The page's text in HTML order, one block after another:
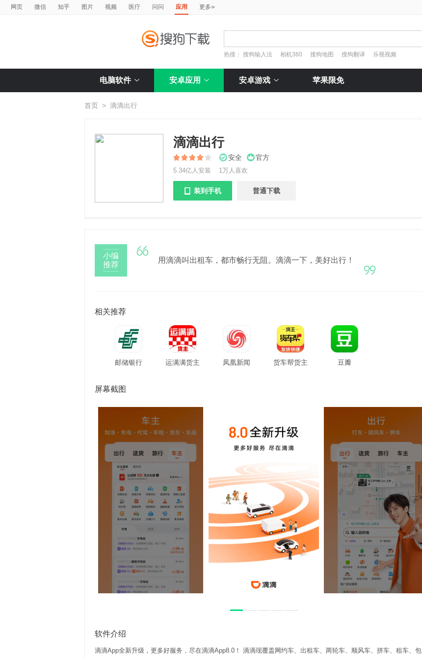
网页 微信 知乎 图片 视频 医疗 问问 应用 更多»
热搜： 搜狗输入法 相机360 搜狗地图 搜狗翻译 乐视视频
电脑软件 安卓应用 安卓游戏 苹果限免
首页 > 滴滴出行
滴滴出行
安全 官方
5.34亿人安装 1万人喜欢
 装到手机 普通下载
小编
推荐

用滴滴叫出租车，都市畅行无阻。滴滴一下，美好出行！

相关推荐
邮储银行 运满满货主 凤凰新闻 货车帮货主 豆瓣
屏幕截图
软件介绍
滴滴App全新升级，更多好服务，尽在滴滴App8.0！ 滴滴现覆盖网约车、出租车、两轮车、顺风车、拼车、租车、包